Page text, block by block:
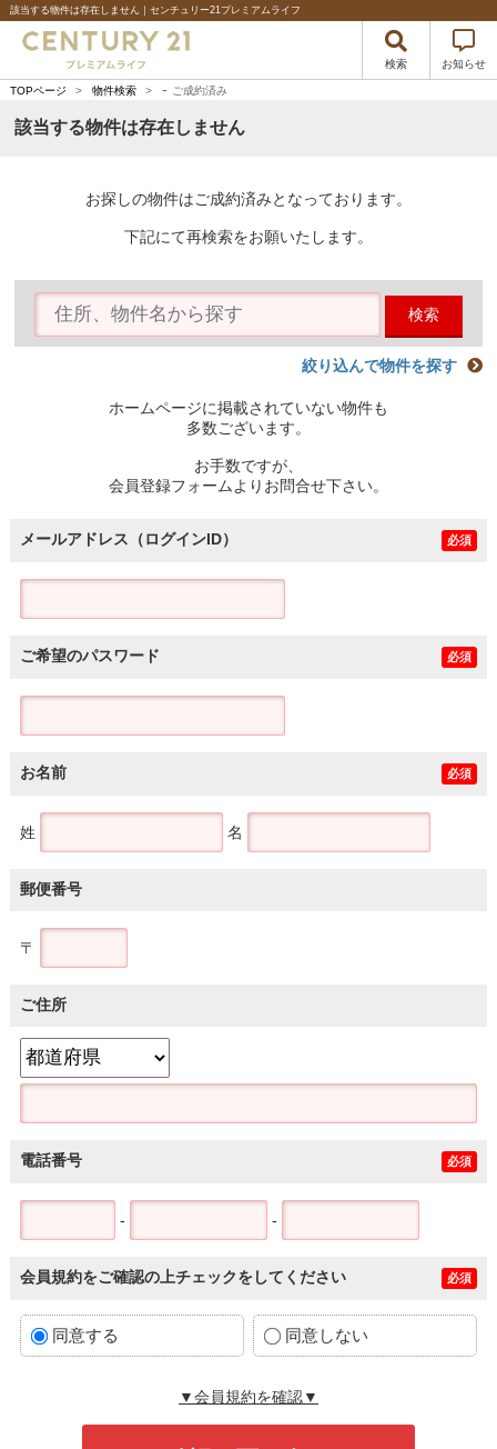
該当する物件は存在しません｜センチュリー21プレミアムライフ
検索 お知らせ
TOPページ > 物件検索 > - ご成約済み
該当する物件は存在しません
お探しの物件はご成約済みとなっております。
下記にて再検索をお願いたします。
検索
絞り込んで物件を探す
ホームページに掲載されていない物件も
多数ございます。
お手数ですが、
会員登録フォームよりお問合せ下さい。
メールアドレス（ログインID） 必須
ご希望のパスワード 必須
お名前 必須
姓 名
郵便番号
〒
ご住所
電話番号 必須
- -
会員規約をご確認の上チェックをしてください 必須
同意する 同意しない
▼会員規約を確認▼